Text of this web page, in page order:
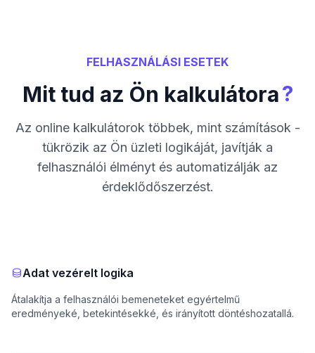
FELHASZNÁLÁSI ESETEK
Mit tud az Ön kalkulátora?
Az online kalkulátorok többek, mint számítások -
tükrözik az Ön üzleti logikáját, javítják a
felhasználói élményt és automatizálják az
érdeklődőszerzést.
Adat vezérelt logika
Átalakítja a felhasználói bemeneteket egyértelmű
eredményeké, betekintésekké, és irányított döntéshozatallá.